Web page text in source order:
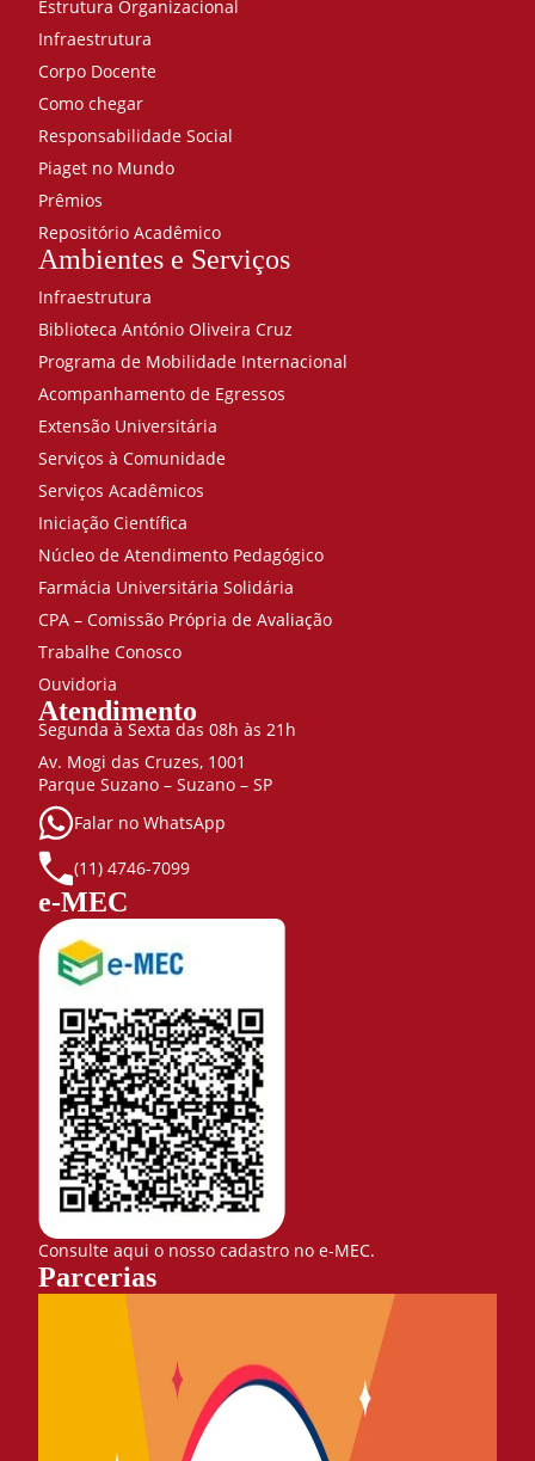
Estrutura Organizacional
Infraestrutura
Corpo Docente
Como chegar
Responsabilidade Social
Piaget no Mundo
Prêmios
Repositório Acadêmico
Ambientes e Serviços
Infraestrutura
Biblioteca António Oliveira Cruz
Programa de Mobilidade Internacional
Acompanhamento de Egressos
Extensão Universitária
Serviços à Comunidade
Serviços Acadêmicos
Iniciação Científica
Núcleo de Atendimento Pedagógico
Farmácia Universitária Solidária
CPA – Comissão Própria de Avaliação
Trabalhe Conosco
Ouvidoria
Atendimento
Segunda à Sexta das 08h às 21h
Av. Mogi das Cruzes, 1001
Parque Suzano – Suzano – SP
Falar no WhatsApp
(11) 4746-7099
e-MEC
Consulte aqui o nosso cadastro no e-MEC.
Parcerias